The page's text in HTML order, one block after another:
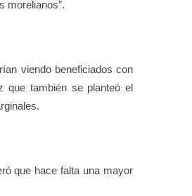
morelianos”.
viendo beneficiados con
que también se planteó el
que hace falta una mayor